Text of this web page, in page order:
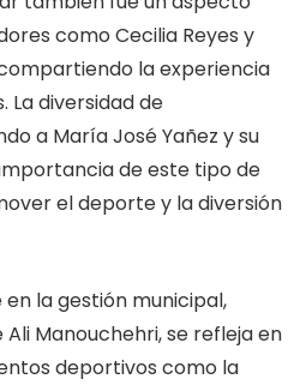
como Cecilia Reyes y
la experiencia
La diversidad de
a María José Yañez y su
de este tipo de
el deporte y la diversión
la gestión municipal,
Manouchehri, se refleja en
deportivos como la